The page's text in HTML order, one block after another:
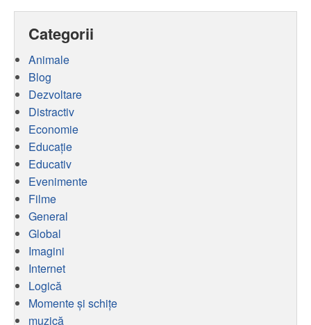
Categorii
Animale
Blog
Dezvoltare
Distractiv
Economie
Educaţie
Educativ
Evenimente
Filme
General
Global
Imagini
Internet
Logică
Momente și schițe
muzică